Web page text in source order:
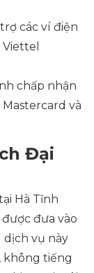
các ví điện
chấp nhận
và
Đại
Hà Tĩnh
đưa vào
dịch vụ này
không tiếng